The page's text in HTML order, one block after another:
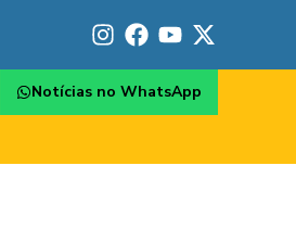
Notícias no WhatsApp